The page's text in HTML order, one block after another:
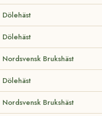
Dölehäst
Dölehäst
Nordsvensk Brukshäst
Dölehäst
Nordsvensk Brukshäst